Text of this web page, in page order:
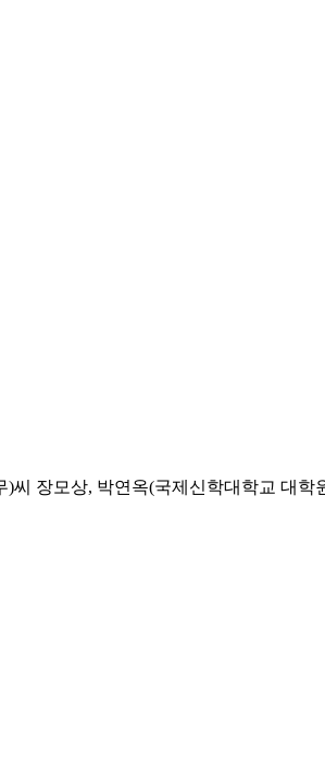
장모상, 박연옥(국제신학대학교 대학